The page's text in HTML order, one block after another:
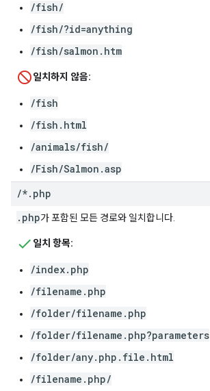
/fish/
/fish/?id=anything
/fish/salmon.htm
일치하지 않음:
/fish
/fish.html
/animals/fish/
/Fish/Salmon.asp
/*. php
.php가 포함된 모든 경로와 일치합니다.
일치 항목:
/index.php
/filename.php
/folder/filename.php
/folder/filename.php?parameters
/folder/any.php.file.html
/filename.php/